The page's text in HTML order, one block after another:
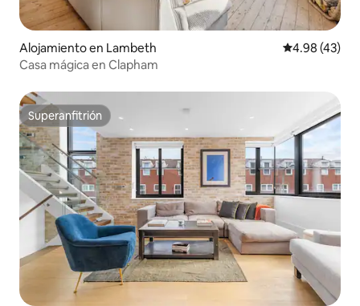
Alojamiento en Lambeth Calificación
4.98 (43)
Casa mágica en Clapham
Superanfitrión
Superanfitrión